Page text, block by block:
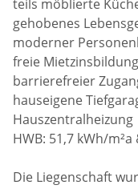
teils möblierte
gehobenes
moderner
freie Mietzinsbildung
barrierefreier
hauseigene
Hauszentralheizung
HWB: 51,7 kWh/
Die Liegenschaft